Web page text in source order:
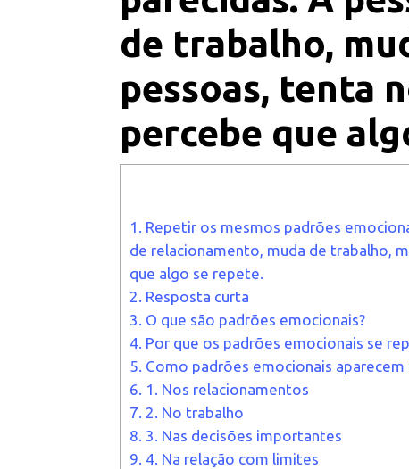
de trabalho,
pessoas, tenta
percebe que
1. Repetir os mesmos padrões
de relacionamento, muda de trabalho,
que algo se repete.
2. Resposta curta
3. O que são padrões emocionais?
4. Por que os padrões emocionais se
5. Como padrões emocionais aparecem
6. 1. Nos relacionamentos
7. 2. No trabalho
8. 3. Nas decisões importantes
9. 4. Na relação com limites